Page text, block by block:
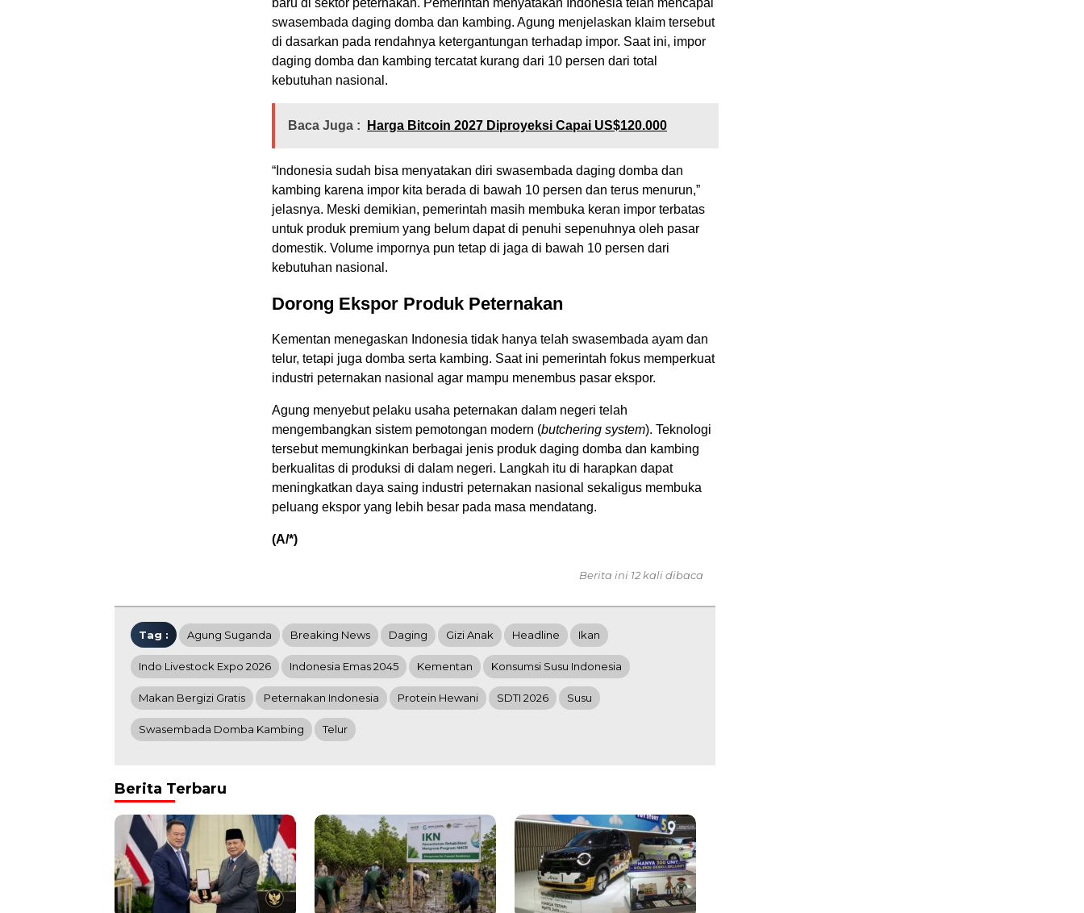
baru di sektor peternakan. Pemerintah menyatakan Indonesia telah mencapai
swasembada daging domba dan kambing. Agung menjelaskan klaim tersebut
di dasarkan pada rendahnya ketergantungan terhadap impor. Saat ini, impor
daging domba dan kambing tercatat kurang dari 10 persen dari total
kebutuhan nasional.
Baca Juga : Harga Bitcoin 2027 Diproyeksi Capai US$120.000
“Indonesia sudah bisa menyatakan diri swasembada daging domba dan
kambing karena impor kita berada di bawah 10 persen dan terus menurun,”
jelasnya. Meski demikian, pemerintah masih membuka keran impor terbatas
untuk produk premium yang belum dapat di penuhi sepenuhnya oleh pasar
domestik. Volume impornya pun tetap di jaga di bawah 10 persen dari
kebutuhan nasional.
Dorong Ekspor Produk Peternakan
Kementan menegaskan Indonesia tidak hanya telah swasembada ayam dan
telur, tetapi juga domba serta kambing. Saat ini pemerintah fokus memperkuat
industri peternakan nasional agar mampu menembus pasar ekspor.
Agung menyebut pelaku usaha peternakan dalam negeri telah
mengembangkan sistem pemotongan modern (butchering system). Teknologi
tersebut memungkinkan berbagai jenis produk daging domba dan kambing
berkualitas di produksi di dalam negeri. Langkah itu di harapkan dapat
meningkatkan daya saing industri peternakan nasional sekaligus membuka
peluang ekspor yang lebih besar pada masa mendatang.
(A/*)
Berita ini 12 kali dibaca
Tag : Agung Suganda Breaking News Daging Gizi Anak Headline Ikan
Indo Livestock Expo 2026 Indonesia Emas 2045 Kementan Konsumsi Susu Indonesia
Makan Bergizi Gratis Peternakan Indonesia Protein Hewani SDTI 2026 Susu
Swasembada Domba Kambing Telur
Berita Terbaru